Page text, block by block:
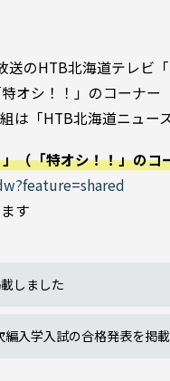
のHTB北海道テレビ
オシ！！」のコーナ
は「HTB北海道ニュー
（「特オシ！！」のコ
す
しました
入学入試の合格発表を掲